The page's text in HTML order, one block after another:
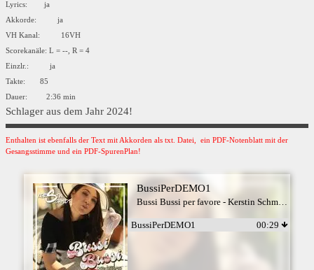
Lyrics: ja
Akkorde: ja
VH Kanal: 16VH
Scorekanäle: L = --, R = 4
Einzlr.: ja
Takte: 85
Dauer: 2:36 min
Schlager aus dem Jahr 2024!
Enthalten ist ebenfalls der Text mit Akkorden als txt. Datei, ein PDF-Notenblatt mit der
Gesangsstimme und ein PDF-SpurenPlan!
BussiPerDEMO1
Bussi Bussi per favore - Kerstin Schmidt
BussiPerDEMO1 00:29